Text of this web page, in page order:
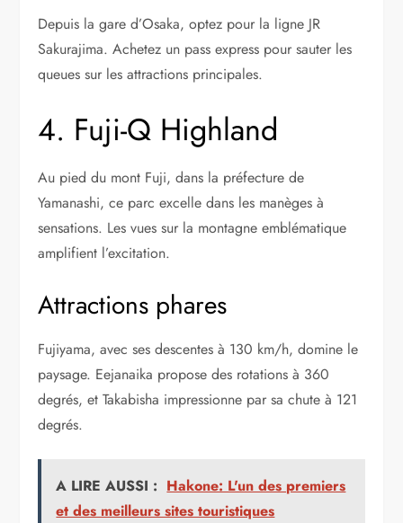
Depuis la gare d’Osaka, optez pour la ligne JR
Sakurajima. Achetez un pass express pour sauter les
queues sur les attractions principales.
4. Fuji-Q Highland
Au pied du mont Fuji, dans la préfecture de
Yamanashi, ce parc excelle dans les manèges à
sensations. Les vues sur la montagne emblématique
amplifient l’excitation.
Attractions phares
Fujiyama, avec ses descentes à 130 km/h, domine le
paysage. Eejanaika propose des rotations à 360
degrés, et Takabisha impressionne par sa chute à 121
degrés.
A LIRE AUSSI : Hakone: L'un des premiers
et des meilleurs sites touristiques